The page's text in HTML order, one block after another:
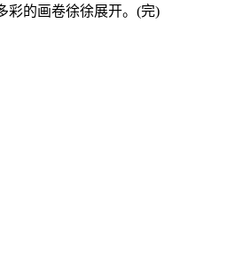
的画卷徐徐展开。(完)